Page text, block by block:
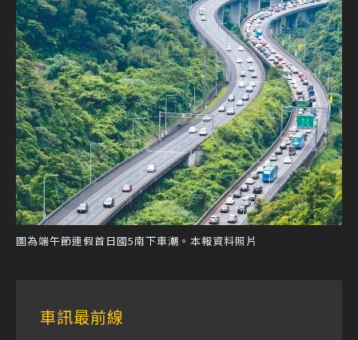
圖為端午節連假首日國5南下車潮。本報資料照片
車訊最前線